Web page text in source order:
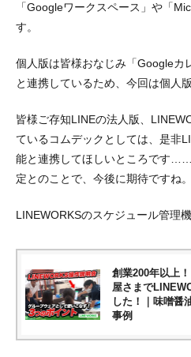
「Googleワークスペース」や「
す。
個人版は皆様おなじみ「Googleカ
と連携しているため、今回は個人
皆様ご存知LINEの法人版、
ているコムデックとしては、是非
能と連携してほしいところです
定とのことで、今後に期待ですね。
LINEWORKSのスケジュール管理
創業200年以上
屋さまで
した！｜味噌醤
事例